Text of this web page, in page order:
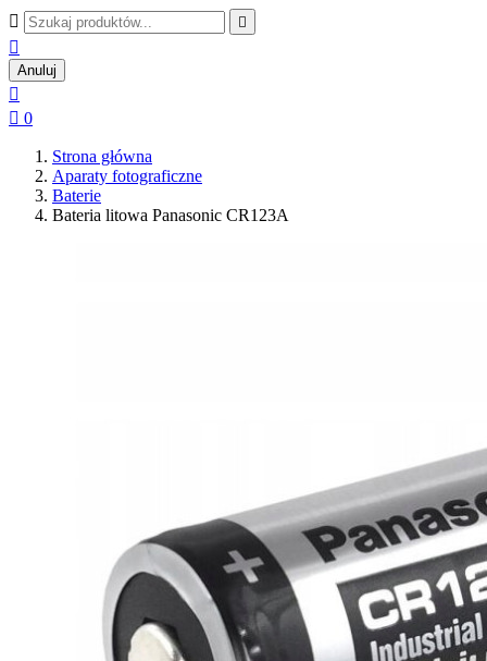
 

Anuluj

 0
Strona główna
Aparaty fotograficzne
Baterie
Bateria litowa Panasonic CR123A